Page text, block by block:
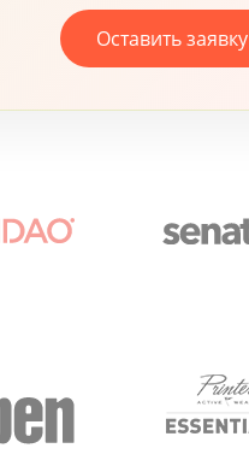
Оставить заявку